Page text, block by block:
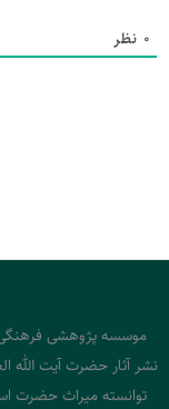
0 نظر
نشر آثار حضرت آیت الله
توانسته میراث حضرت